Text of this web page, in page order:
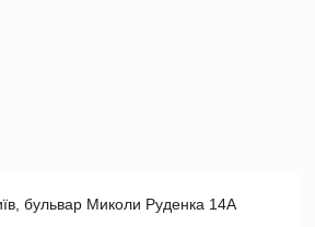
бульвар Миколи Руденка 14А